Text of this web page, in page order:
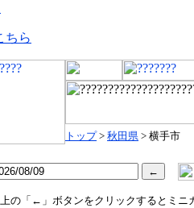
ちら
トップ> 秋田県 > 横手市
上の「←」ボタンをクリックするとミニ